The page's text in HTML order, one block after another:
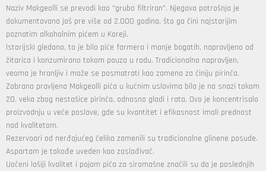
Naziv Makgeolli se prevodi kao "grubo filtriran". Njegova potrošnja je
dokumentovana još pre više od 2.000 godina, što ga čini najstarijim
poznatim alkoholnim pićem u Koreji.
Istorijski gledano, to je bilo piće farmera i manje bogatih, napravljeno od
žitarica i konzumirano tokom pauza u radu. Tradicionalno napravljen,
veoma je hranljiv i može se posmatrati kao zamena za činiju pirinča.
Zabrana pravljena Makgeolli pića u kućnim uslovima bila je na snazi tokom
20. veka zbog nestašice pirinča, odnosno gladi i rata. Ovo je koncentrisalo
proizvodnju u veće poslove, gde su kvantitet i efikasnost imali prednost
nad kvalitetom.
Rezervoari od nerđajućeg čelika zamenili su tradicionalne glinene posude.
Aspartam je takođe uveden kao zaslađivač.
Uočeni lošiji kvalitet i pojam pića za siromašne značili su da je poslednjih